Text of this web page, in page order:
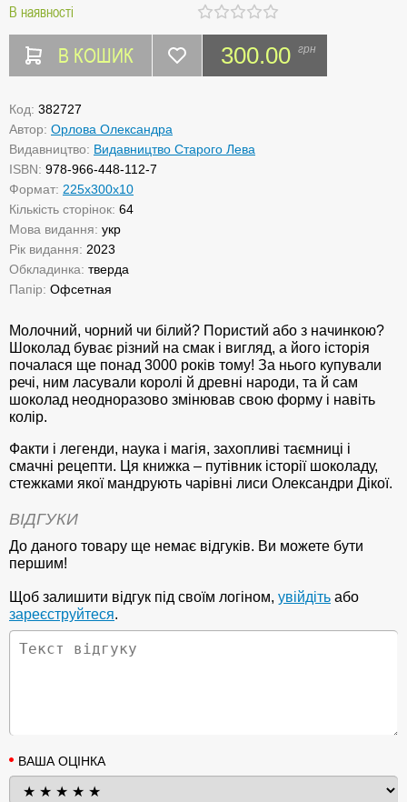
В наявності
В КОШИК 300.00 грн
Код: 382727
Автор: Орлова Олександра
Видавництво: Видавництво Старого Лева
ISBN: 978-966-448-112-7
Формат: 225х300х10
Кількість сторінок: 64
Мова видання: укр
Рік видання: 2023
Обкладинка: тверда
Папір: Офсетная
Молочний, чорний чи білий? Пористий або з начинкою?
Шоколад буває різний на смак і вигляд, а його історія
почалася ще понад 3000 років тому! За нього купували
речі, ним ласували королі й древні народи, та й сам
шоколад неодноразово змінював свою форму і навіть
колір.
Факти і легенди, наука і магія, захопливі таємниці і
смачні рецепти. Ця книжка – путівник історії шоколаду,
стежками якої мандрують чарівні лиси Олександри Дікої.
ВІДГУКИ
До даного товару ще немає відгуків. Ви можете бути
першим!
Щоб залишити відгук під своїм логіном, увійдіть або
зареєструйтеся.
ВАША ОЦІНКА